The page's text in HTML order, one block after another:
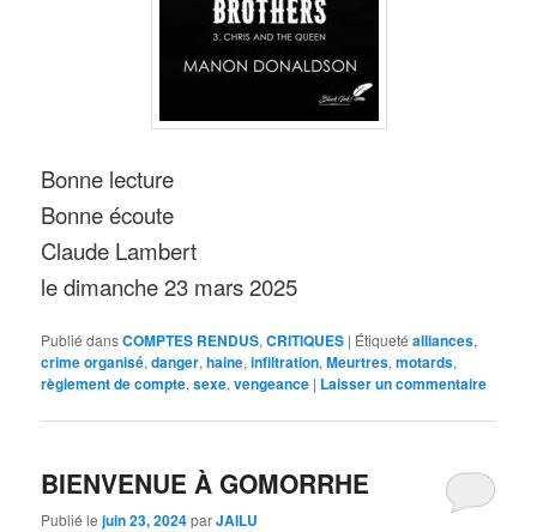
Bonne lecture
Bonne écoute
Claude Lambert
le dimanche 23 mars 2025
Publié dansCOMPTES RENDUS,CRITIQUES | Étiqueté alliances,
crime organisé,danger,haine,infiltration,Meurtres,motards,
règlement de compte,sexe,vengeance | Laisser un commentaire
BIENVENUE À GOMORRHE
Publié lejuin 23, 2024parJAILU